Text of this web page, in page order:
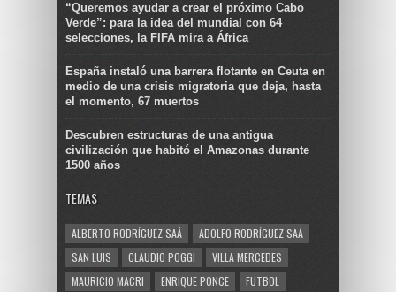
“Queremos ayudar a crear el próximo Cabo
Verde”: para la idea del mundial con 64
selecciones, la FIFA mira a África
España instaló una barrera flotante en Ceuta en
medio de una crisis migratoria que deja, hasta
el momento, 67 muertos
Descubren estructuras de una antigua
civilización que habitó el Amazonas durante
1500 años
TEMAS
ALBERTO RODRÍGUEZ SAÁ
ADOLFO RODRÍGUEZ SAÁ
SAN LUIS
CLAUDIO POGGI
VILLA MERCEDES
MAURICIO MACRI
ENRIQUE PONCE FUTBOL